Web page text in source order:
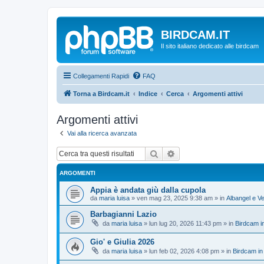
BIRDCAM.IT
Il sito italiano dedicato alle birdcam
Collegamenti Rapidi FAQ
Torna a Birdcam.it Indice Cerca Argomenti attivi
Argomenti attivi
Vai alla ricerca avanzata
Cerca
ARGOMENTI
Appia è andata giù dalla cupola
da maria luisa » ven mag 23, 2025 9:38 am » in Albangel e
Barbagianni Lazio
da maria luisa » lun lug 20, 2026 11:43 pm » in Birdcam
Gio' e Giulia 2026
da maria luisa » lun feb 02, 2026 4:08 pm » in Birdcam